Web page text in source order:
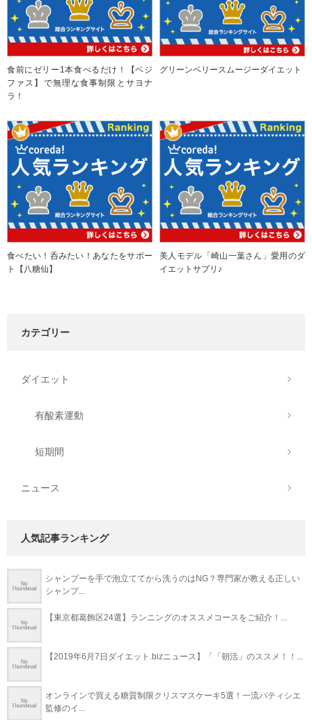
食前にゼリー1本食べるだけ！【ベジ
ファス】で無理な食事制限とサヨナ
ラ！
グリーンベリースムージーダイエット
食べたい！呑みたい！あなたをサポー
ト【八糖仙】
美人モデル「崎山一葉さん」愛用のダ
イエットサプリ♪
カテゴリー
ダイエット
有酸素運動
短期間
ニュース
人気記事ランキング
シャンプーを手で泡立ててから洗うのはNG？専門家が教える正しい
シャンプ...
【東京都葛飾区24選】ランニングのオススメコースをご紹介！...
【2019年6月7日ダイエット.bizニュース】「「朝活」のススメ！！...
オンラインで買える糖質制限クリスマスケーキ5選！一流パティシエ
監修のイ...